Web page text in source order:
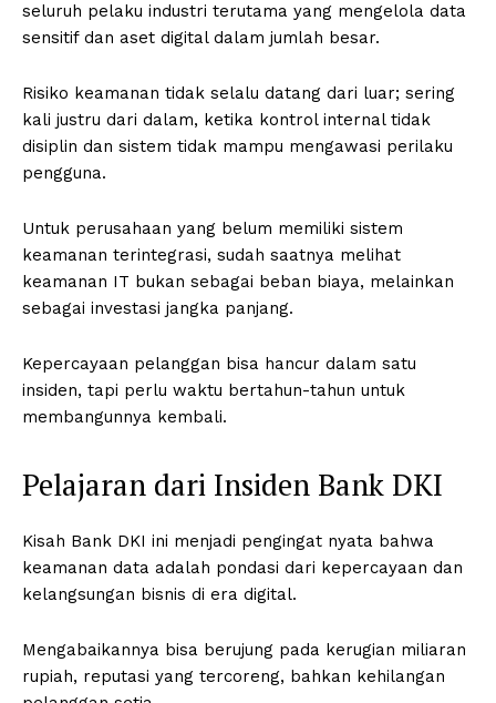
seluruh pelaku industri terutama yang mengelola data
sensitif dan aset digital dalam jumlah besar.
Risiko keamanan tidak selalu datang dari luar; sering
kali justru dari dalam, ketika kontrol internal tidak
disiplin dan sistem tidak mampu mengawasi perilaku
pengguna.
Untuk perusahaan yang belum memiliki sistem
keamanan terintegrasi, sudah saatnya melihat
keamanan IT bukan sebagai beban biaya, melainkan
sebagai investasi jangka panjang.
Kepercayaan pelanggan bisa hancur dalam satu
insiden, tapi perlu waktu bertahun-tahun untuk
membangunnya kembali.
Pelajaran dari Insiden Bank DKI
Kisah Bank DKI ini menjadi pengingat nyata bahwa
keamanan data adalah pondasi dari kepercayaan dan
kelangsungan bisnis di era digital.
Mengabaikannya bisa berujung pada kerugian miliaran
rupiah, reputasi yang tercoreng, bahkan kehilangan